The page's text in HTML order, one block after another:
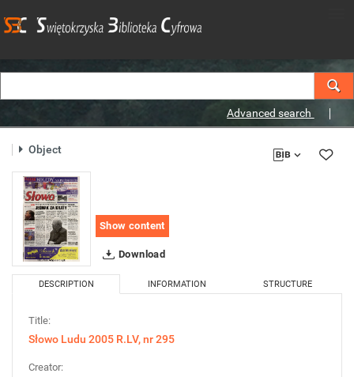
Advanced search
Object
Show content
Download
DESCRIPTION INFORMATION STRUCTURE
Title:
Słowo Ludu 2005 R.LV, nr 295
Creator: